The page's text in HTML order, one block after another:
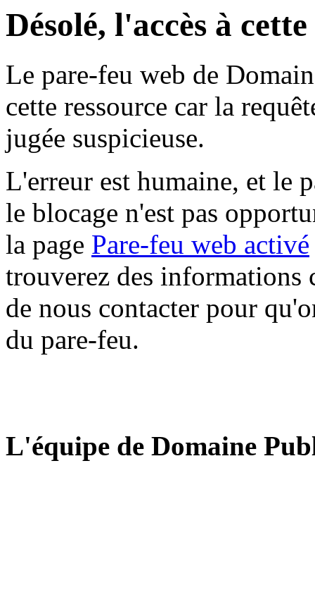
Désolé, l'accès à
Le pare-feu web de
cette ressource car la
jugée suspicieuse.
L'erreur est humaine, et le
le blocage n'est pas
la page Pare-feu web activé
trouverez des informations
de nous contacter pour
du pare-feu.
L'équipe de Domaine